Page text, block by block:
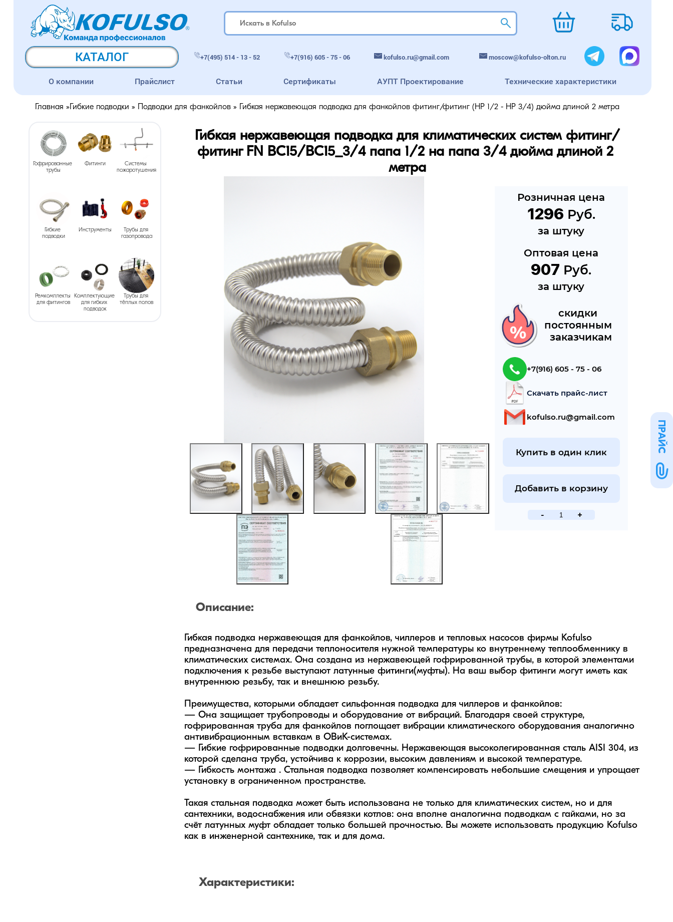
КАТАЛОГ +7(495) 514 - 13 - 52 +7(916) 605 - 75 - 06 kofulso.ru@gmail.com moscow@kofulso-olton.ru
О компании Прайслист Статьи Сертификаты АУПТ Проектирование Технические характеристики
Главная » Гибкие подводки » Подводки для фанкойлов » Гибкая нержавеющая подводка для фанкойлов фитинг/фитинг (НР 1/2 - НР 3/4) дюйма длиной 2 метра
Гофрированные
трубы
Фитинги
Системы
пожаротушения
Гибкие
подводки
Инструменты
Трубы для
газопровода
Ремкомплекты
для фитингов
Комплектующие
для гибких
подводок
Трубы для
тёплых полов
Гибкая нержавеющая подводка для климатических систем фитинг/
фитинг FN BC15/BC15_3/4 папа 1/2 на папа 3/4 дюйма длиной 2
метра
Розничная цена
1296 Руб.
за штуку
Оптовая цена
907 Руб.
за штуку
cкидки
постоянным
заказчикам
+7(916) 605 - 75 - 06
Скачать прайс-лист
kofulso.ru@gmail.com
Купить в один клик
Добавить в корзину
- +
Описание:
Гибкая подводка нержавеющая для фанкойлов, чиллеров и тепловых насосов фирмы Kofulso
предназначена для передачи теплоносителя нужной температуры ко внутреннему теплообменнику в
климатических системах. Она создана из нержавеющей гофрированной трубы, в которой элементами
подключения к резьбе выступают латунные фитинги(муфты). На ваш выбор фитинги могут иметь как
внутреннюю резьбу, так и внешнюю резьбу.
Преимущества, которыми обладает сильфонная подводка для чиллеров и фанкойлов:
— Она защищает трубопроводы и оборудование от вибраций. Благодаря своей структуре,
гофрированная труба для фанкойлов поглощает вибрации климатического оборудования аналогично
антивибрационным вставкам в ОВиК-системах.
— Гибкие гофрированные подводки долговечны. Нержавеющая высоколегированная сталь AISI 304, из
которой сделана труба, устойчива к коррозии, высоким давлениям и высокой температуре.
— Гибкость монтажа . Стальная подводка позволяет компенсировать небольшие смещения и упрощает
установку в ограниченном пространстве.
Такая стальная подводка может быть использована не только для климатических систем, но и для
сантехники, водоснабжения или обвязки котлов: она вполне аналогична подводкам с гайками, но за
счёт латунных муфт обладает только большей прочностью. Вы можете использовать продукцию Kofulso
как в инженерной сантехнике, так и для дома.
Характеристики:
ПРАЙС